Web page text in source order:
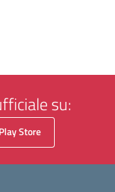
su:
Play Store